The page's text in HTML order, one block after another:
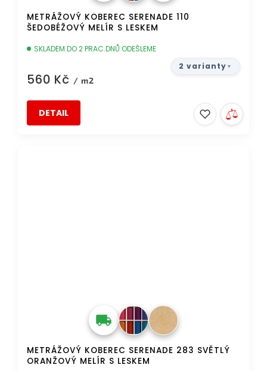
METRÁŽOVÝ KOBEREC SERENADE 110
ŠEDOBÉŽOVÝ MELÍR S LESKEM
SKLADEM DO 2 PRAC.DNŮ ODEŠLEME
560 Kč / m2
DETAIL
2 varianty
METRÁŽOVÝ KOBEREC SERENADE 283 SVĚTLÝ
ORANŽOVÝ MELÍR S LESKEM